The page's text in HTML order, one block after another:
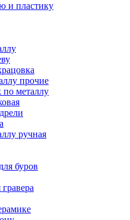
и пластику
прочие
металлу
ручная
буров